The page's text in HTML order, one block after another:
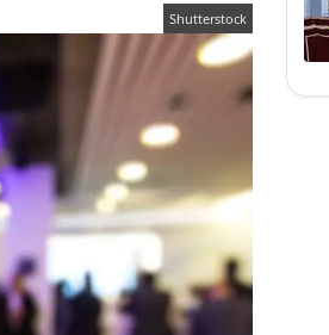
Shutterstock